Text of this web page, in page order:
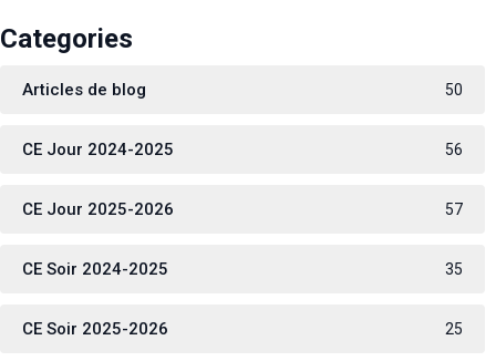
Categories
Articles de blog 50
CE Jour 2024-2025 56
CE Jour 2025-2026 57
CE Soir 2024-2025 35
CE Soir 2025-2026 25